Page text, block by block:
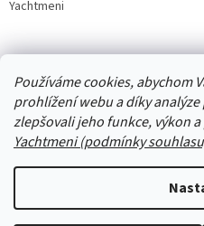
Používáme cookies, abychom
prohlížení webu a díky
zlepšovali jeho funkce, výkon
Yachtmeni (podmínky
Yachtmeni
Zboží.cz Heureka.cz